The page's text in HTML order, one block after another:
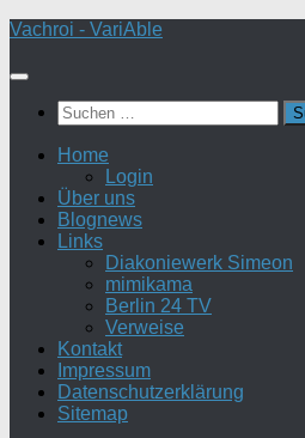
Zum
springen
Vachroi - VariAble
Suchen
nach:
Home
Login
Über uns
Blognews
Links
Diakoniewerk Simeon
mimikama
Berlin 24 TV
Verweise
Kontakt
Impressum
Datenschutzerklärung
Sitemap